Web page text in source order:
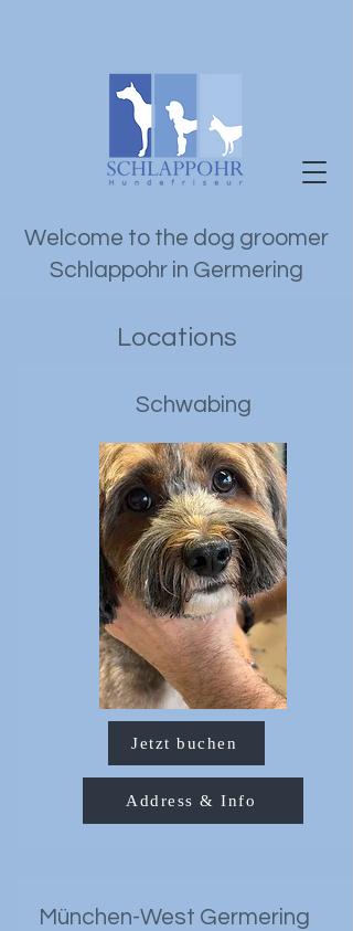
Welcome to the dog groomer
Schlappohr in Germering
Locations
Schwabing
Jetzt buchen
Address & Info
München-West Germering